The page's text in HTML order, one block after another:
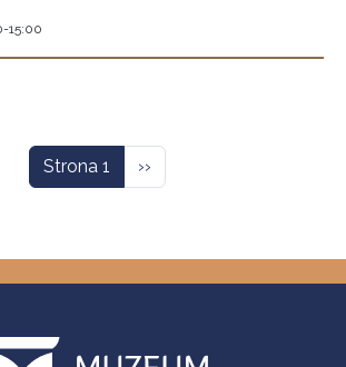
15:00
Strona 1 Następna strona
››